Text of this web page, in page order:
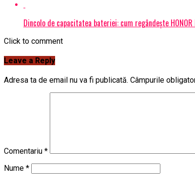
Dincolo de capacitatea bateriei: cum regândește
Click to comment
Leave a Reply
Adresa ta de email nu va fi publicată. Câmpurile
Comentariu *
Nume *